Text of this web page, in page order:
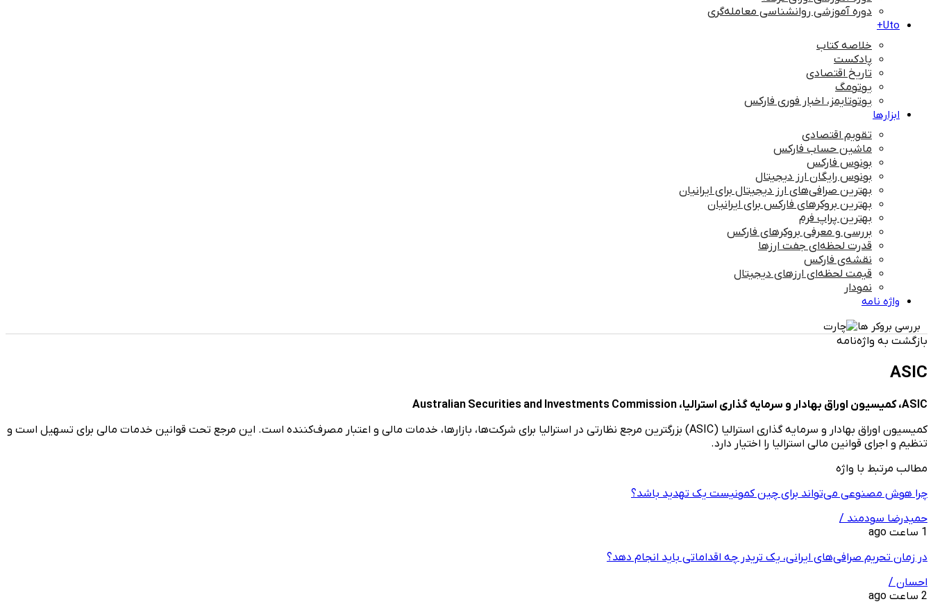
دوره آموزشی روانشناسی معامله‌گری
Uto+
خلاصه کتاب
پادکست
تاریخ اقتصادی
یوتومگ
یوتوتایمز، اخبار فوری فارکس
ابزارها
تقویم اقتصادی
ماشین حساب فارکس
بونوس فارکس
بونوس رایگان ارز دیجیتال
بهترین صرافی‌های ارز دیجیتال برای ایرانیان
بهترین بروکرهای فارکس برای ایرانیان
بهترین پراپ‌ فرم
بررسی و معرفی بروکرهای فارکس
قدرت لحظه‌ای جفت ارزها
نقشه‌ی فارکس
قیمت لحظه‌ای ارزهای دیجیتال
نمودار
واژه نامه
بررسی بروکر ها
بازگشت به واژه‌نامه
ASIC
ASIC، کمیسیون اوراق بهادار و سرمایه گذاری استرالیا، Australian Securities and Investments Commission
کمیسیون اوراق بهادار و سرمایه گذاری استرالیا (ASIC) بزرگترین مرجع نظارتی در استرالیا برای شرکت‌ها، بازارها، خدمات مالی و اعتبار مصرف‌کننده است. این مرجع تحت قوانین خدمات مالی برای تسهیل است و
تنظیم و اجرای قوانین مالی استرالیا را اختیار دارد.
مطالب مرتبط با واژه
چرا هوش مصنوعی می‌تواند برای چین کمونیست یک تهدید باشد؟
حمیدرضا سودمند /
1 ساعت ago
در زمان تحریم صرافی‌های ایرانی، یک تریدر چه اقداماتی باید انجام دهد؟
احسان /
2 ساعت ago